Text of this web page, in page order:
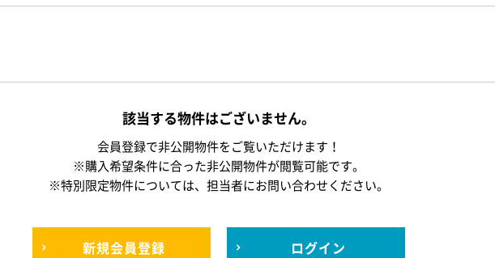
該当する物件はございません。
会員登録で非公開物件をご覧いただけます！
※購入希望条件に合った非公開物件が閲覧可能です。
※特別限定物件については、担当者にお問い合わせください。
新規会員登録 ログイン